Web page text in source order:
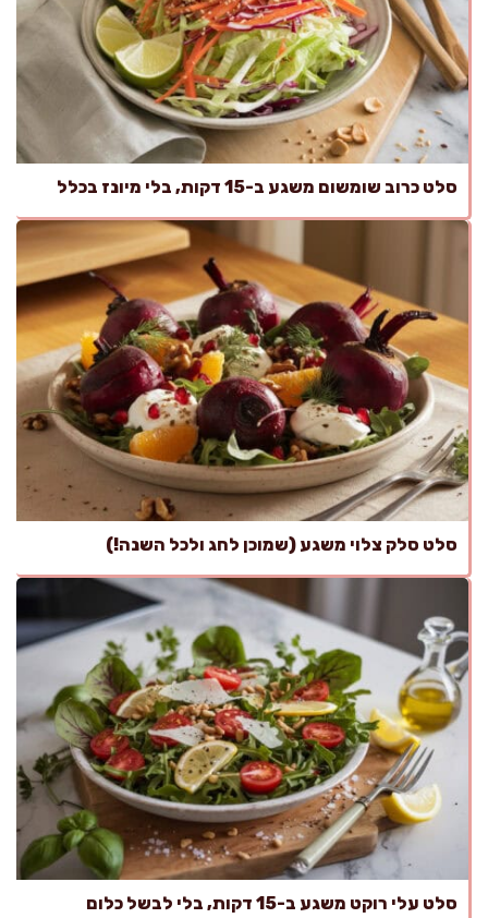
סלט כרוב שומשום משגע ב-15 דקות, בלי מיונז בכלל
סלט סלק צלוי משגע (שמוכן לחג ולכל השנה!)
סלט עלי רוקט משגע ב-15 דקות, בלי לבשל כלום